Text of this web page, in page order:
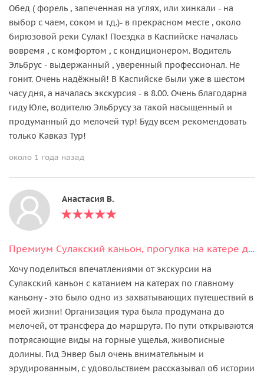
Обед ( форель , запеченная на углях, или хинкали - на
выбор с чаем, соком и т.д.)- в прекрасном месте , около
бирюзовой реки Сулак! Поездка в Каспийске началась
вовремя , с комфортом , с кондиционером. Водитель
Эльбрус - выдержанный , уверенный профессионал. Не
гонит. Очень надёжный! В Каспийске были уже в шестом
часу дня, а началась экскурсия - в 8.00. Очень благодарна
гиду Юле, водителю Эльбрусу за такой насыщенный и
продуманный до мелочей тур! Буду всем рекомендовать
только Кавказ Тур!
около 1 года назад
Анастасия В.
Премиум Сулакский каньон, прогулка на катере до плачущих водопадов и Нохъо
Хочу поделиться впечатлениями от экскурсии на
Сулакский каньон с катанием на катерах по главному
каньону - это было одно из захватывающих путешествий в
моей жизни! Организация тура была продумана до
мелочей, от трансфера до маршрута. По пути открываются
потрясающие виды на горные ущелья, живописные
долины. Гид Энвер был очень внимательным и
эрудированным, с удовольствием рассказывал об истории